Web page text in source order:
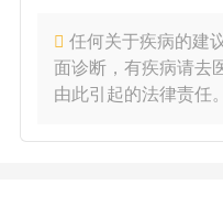
任何关于疾病的建
面诊断，有疾病请去
由此引起的法律责任。